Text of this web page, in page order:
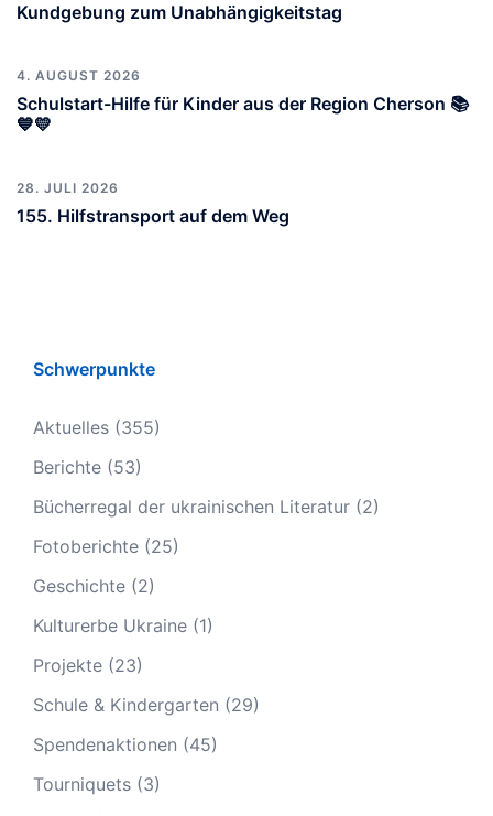
Kundgebung zum Unabhängigkeitstag
4. AUGUST 2026
Schulstart-Hilfe für Kinder aus der Region Cherson 📚
💙💛
28. JULI 2026
155. Hilfstransport auf dem Weg
Schwerpunkte
Aktuelles (355)
Berichte (53)
Bücherregal der ukrainischen Literatur (2)
Fotoberichte (25)
Geschichte (2)
Kulturerbe Ukraine (1)
Projekte (23)
Schule & Kindergarten (29)
Spendenaktionen (45)
Tourniquets (3)